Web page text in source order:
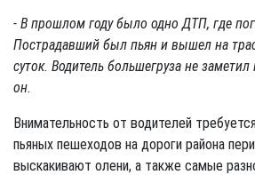
- В прошлом году было одно ДТП, где
Пострадавший был пьян и вышел на
суток. Водитель большегруза не заметил
он.
Внимательность от водителей
пьяных пешеходов на дороги района
выскакивают олени, а также самые